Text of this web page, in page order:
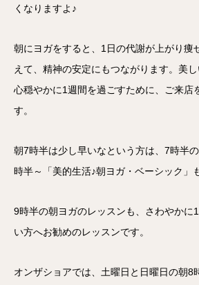
くなりますよ♪
朝にヨガをすると、1日の代謝が上がり痩
えて、精神の安定にもつながります。美
心穏やかに1週間を過ごすために、ご来店
す。
朝7時半は少し早いなという方は、7時半
時半～「美的生活♪朝ヨガ・ベーシック」
9時半の朝ヨガのレッスンも、さわやかに
い方へお勧めのレッスンです。
オンザショアでは、土曜日と日曜日の朝8